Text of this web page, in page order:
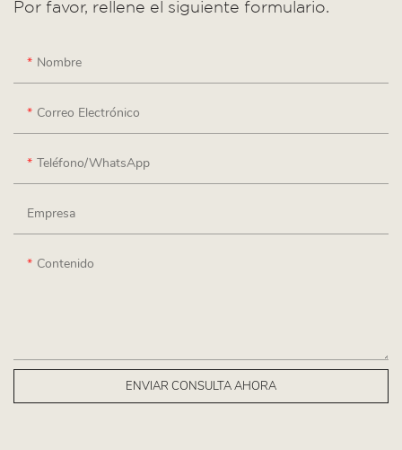
Por favor, rellene el siguiente formulario.
Nombre
Correo Electrónico
Teléfono/WhatsApp
Empresa
Contenido
ENVIAR CONSULTA AHORA